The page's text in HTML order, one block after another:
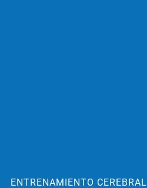
ENTRENAMIENTO CEREBRAL